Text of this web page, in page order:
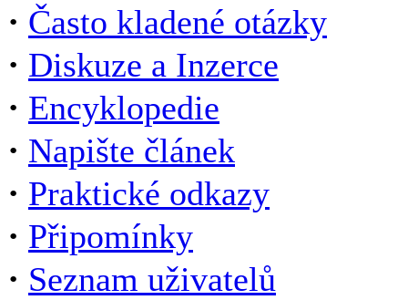
· Často kladené otázky
· Diskuze a Inzerce
· Encyklopedie
· Napište článek
· Praktické odkazy
· Připomínky
· Seznam uživatelů